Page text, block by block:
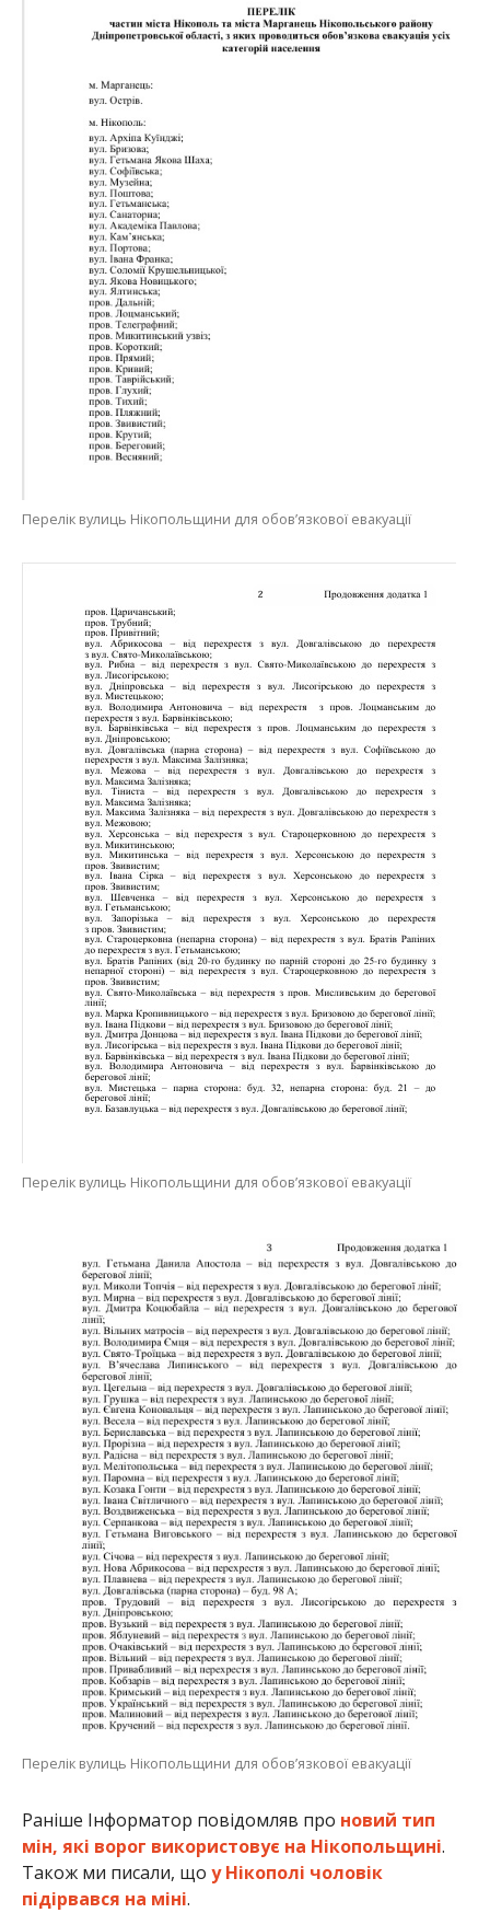
Перелік вулиць Нікопольщини для обов’язкової евакуації
Перелік вулиць Нікопольщини для обов’язкової евакуації
Перелік вулиць Нікопольщини для обов’язкової евакуації
Раніше Інформатор повідомляв про новий тип
мін, які ворог використовує на Нікопольщині.
Також ми писали, що у Нікополі чоловік
підірвався на міні.